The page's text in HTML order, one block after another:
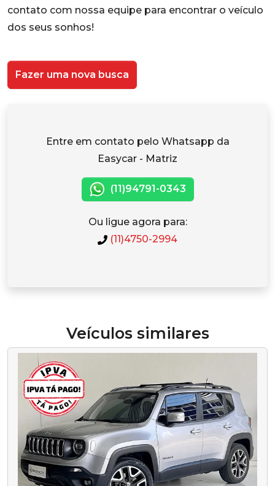
contato com nossa equipe para encontrar o veículo
dos seus sonhos!
Fazer uma nova busca
Entre em contato pelo Whatsapp da
Easycar - Matriz
(11)94791-0343
Ou ligue agora para:
(11)4750-2994
Veículos similares